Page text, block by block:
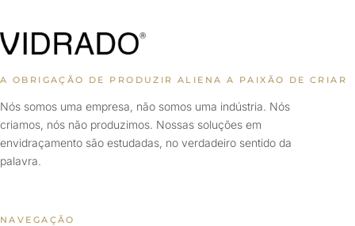
A OBRIGAÇÃO DE PRODUZIR ALIENA A PAIXÃO DE CRIAR
Nós somos uma empresa, não somos uma indústria. Nós
criamos, nós não produzimos. Nossas soluções em
envidraçamento são estudadas, no verdadeiro sentido da
palavra.
NAVEGAÇÃO